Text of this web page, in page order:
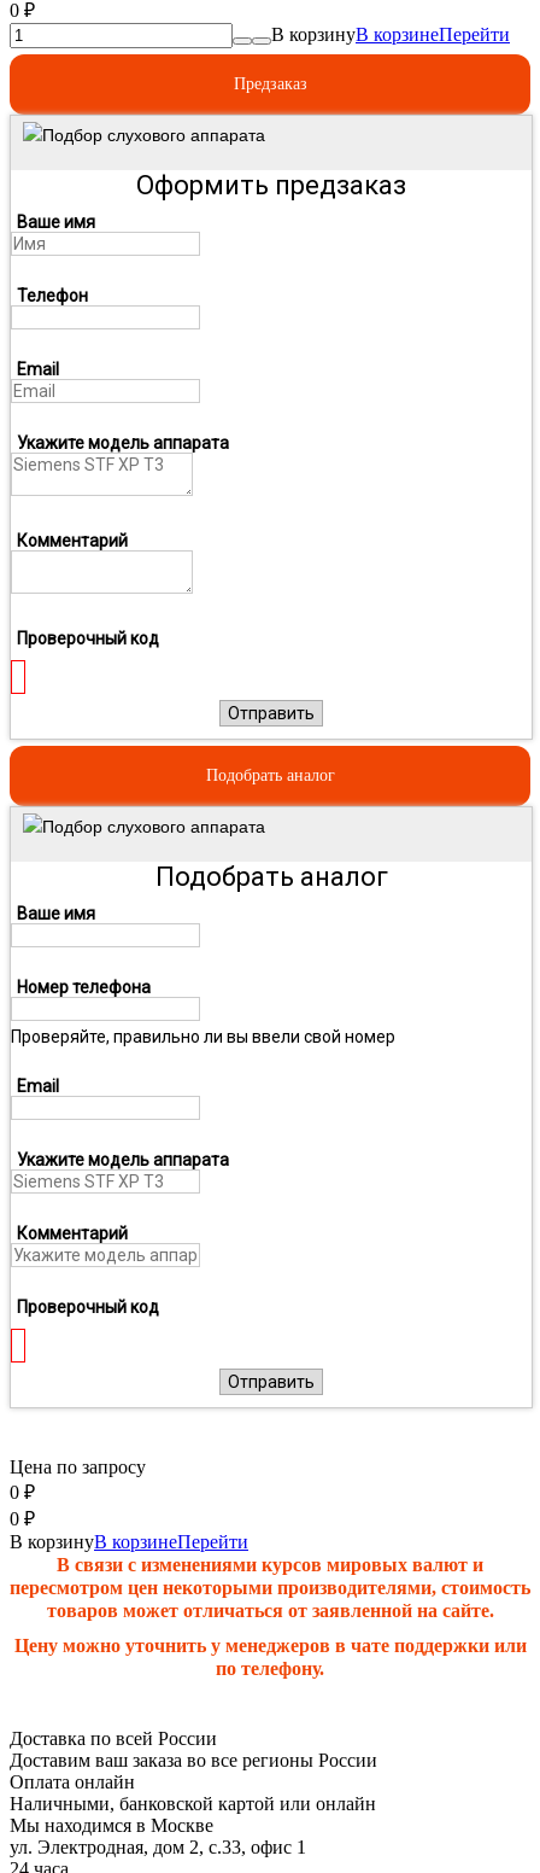
0 ₽
В корзинуВ корзинеПерейти
Предзаказ
Подбор слухового аппарата
Оформить предзаказ
Ваше имя
Телефон
Email
Укажите модель аппарата
Комментарий
Проверочный код
Отправить
Подобрать аналог
Подбор слухового аппарата
Подобрать аналог
Ваше имя
Номер телефона
Проверяйте, правильно ли вы ввели свой номер
Email
Укажите модель аппарата
Комментарий
Проверочный код
Отправить
Цена по запросу
0 ₽
0 ₽
В корзинуВ корзинеПерейти
В связи с изменениями курсов мировых валют и
пересмотром цен некоторыми производителями, стоимость
товаров может отличаться от заявленной на сайте.
Цену можно уточнить у менеджеров в чате поддержки или
по телефону.
Доставка по всей России
Доставим ваш заказа во все регионы России
Оплата онлайн
Наличными, банковской картой или онлайн
Мы находимся в Москве
ул. Электродная, дом 2, с.33, офис 1
24 часа